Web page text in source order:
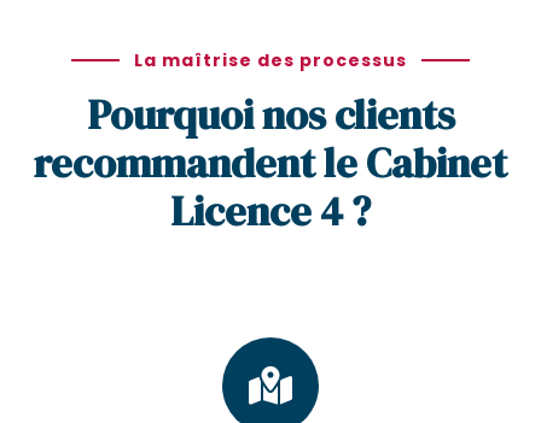
La maîtrise des processus
Pourquoi nos clients
recommandent le Cabinet
Licence 4 ?